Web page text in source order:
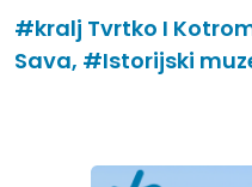
#kralj Tvrtko I
Sava, #Istorijski